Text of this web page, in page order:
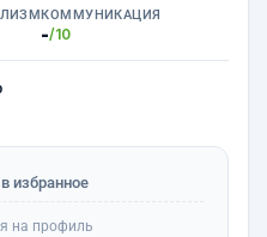
КОММУНИКАЦИЯ
-/10
избранное
на профиль